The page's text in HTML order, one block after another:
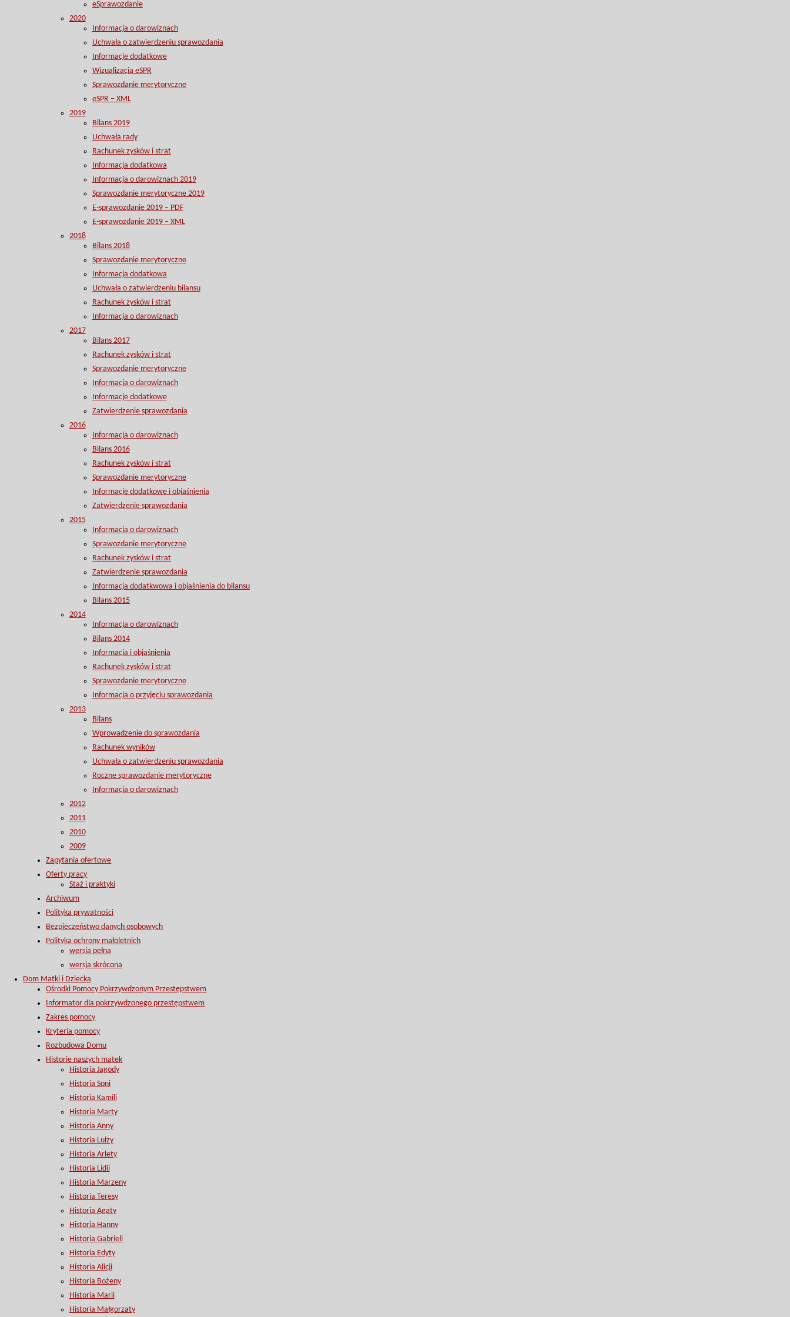
eSprawozdanie
2020
Informacja o darowiznach
Uchwała o zatwierdzeniu sprawozdania
Informacje dodatkowe
Wizualizacja eSPR
Sprawozdanie merytoryczne
eSPR – XML
2019
Bilans 2019
Uchwała rady
Rachunek zysków i strat
Informacja dodatkowa
Informacja o darowiznach 2019
Sprawozdanie merytoryczne 2019
E-sprawozdanie 2019 – PDF
E-sprawozdanie 2019 – XML
2018
Bilans 2018
Sprawozdanie merytoryczne
Informacja dodatkowa
Uchwała o zatwierdzeniu bilansu
Rachunek zysków i strat
Informacja o darowiznach
2017
Bilans 2017
Rachunek zysków i strat
Sprawozdanie merytoryczne
Informacja o darowiznach
Informacje dodatkowe
Zatwierdzenie sprawozdania
2016
Informacja o darowiznach
Bilans 2016
Rachunek zysków i strat
Sprawozdanie merytoryczne
Informacje dodatkowe i objaśnienia
Zatwierdzenie sprawozdania
2015
Informacja o darowiznach
Sprawozdanie merytoryczne
Rachunek zysków i strat
Zatwierdzenie sprawozdania
Informacja dodatkwowa i objaśnienia do bilansu
Bilans 2015
2014
Informacja o darowiznach
Bilans 2014
Informacja i objaśnienia
Rachunek zysków i strat
Sprawozdanie merytoryczne
Informacja o przyjęciu sprawozdania
2013
Bilans
Wprowadzenie do sprawozdania
Rachunek wyników
Uchwała o zatwierdzeniu sprawozdania
Roczne sprawozdanie merytoryczne
Informacja o darowiznach
2012
2011
2010
2009
Zapytania ofertowe
Oferty pracy
Staż i praktyki
Archiwum
Polityka prywatności
Bezpieczeństwo danych osobowych
Polityka ochrony małoletnich
wersja pełna
wersja skrócona
Dom Matki i Dziecka
Ośrodki Pomocy Pokrzywdzonym Przestępstwem
Informator dla pokrzywdzonego przestępstwem
Zakres pomocy
Kryteria pomocy
Rozbudowa Domu
Historie naszych matek
Historia Jagody
Historia Soni
Historia Kamili
Historia Marty
Historia Anny
Historia Luizy
Historia Arlety
Historia Lidii
Historia Marzeny
Historia Teresy
Historia Agaty
Historia Hanny
Historia Gabrieli
Historia Edyty
Historia Alicji
Historia Bożeny
Historia Marii
Historia Małgorzaty